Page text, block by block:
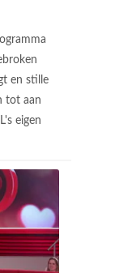
en stille
tot aan
eigen